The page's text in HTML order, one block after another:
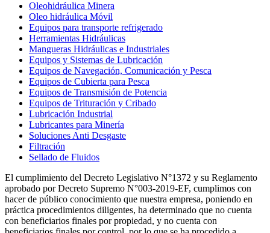
Oleohidráulica Minera
Oleo hidráulica Móvil
Equipos para transporte refrigerado
Herramientas Hidráulicas
Mangueras Hidráulicas e Industriales
Equipos y Sistemas de Lubricación
Equipos de Navegación, Comunicación y Pesca
Equipos de Cubierta para Pesca
Equipos de Transmisión de Potencia
Equipos de Trituración y Cribado
Lubricación Industrial
Lubricantes para Minería
Soluciones Anti Desgaste
Filtración
Sellado de Fluidos
El cumplimiento del Decreto Legislativo N°1372 y su Reglamento
aprobado por Decreto Supremo N°003-2019-EF, cumplimos con
hacer de público conocimiento que nuestra empresa, poniendo en
práctica procedimientos diligentes, ha determinado que no cuenta
con beneficiarios finales por propiedad, y no cuenta con